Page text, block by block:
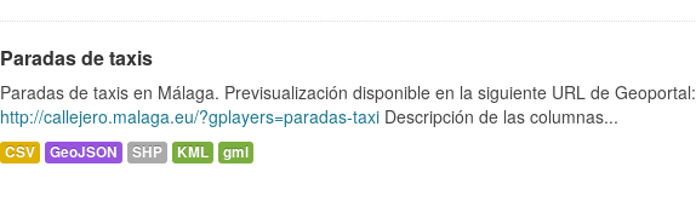
Paradas de taxis
Paradas de taxis en Málaga. Previsualización disponible en la siguiente URL de Geoportal:
http://callejero.malaga.eu/?gplayers=paradas-taxi Descripción de las columnas...
CSV GeoJSON SHP KML gml